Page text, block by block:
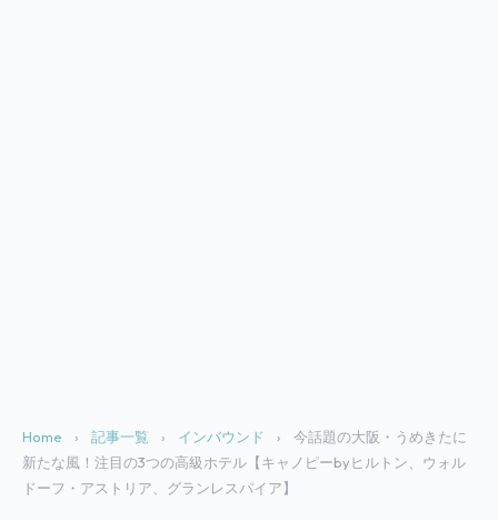
Home › 記事一覧 › インバウンド ›
今話題の大阪・うめきたに
新たな風！注目の3つの高級ホテル【キャノピーbyヒルトン、ウォル
ドーフ・アストリア、グランレスパイア】